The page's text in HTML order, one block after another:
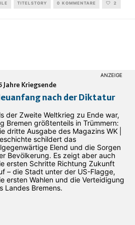
TITELSTORY 0 KOMMENTARE 2
Jahre Kriegsende
nach der Diktatur
der Zweite Weltkrieg zu Ende war,
Bremen größtenteils in Trümmern:
dritte Ausgabe des ­Magazins WK |
schildert das
Elend und die Sorgen
Bevölkerung. Es zeigt aber auch
ersten Schritte Richtung Zukunft
– die Stadt unter der US-Flagge,
ersten Wahlen und die Verteidigung
Landes Bremens.